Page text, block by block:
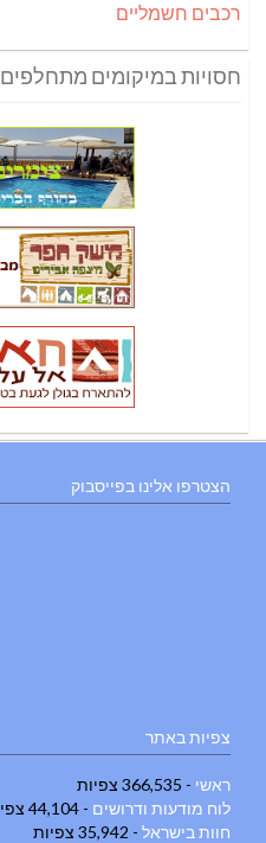
רכבים חשמליים
חסויות במיקומים מתחלפים
הצטרפו אלינו בפייסבוק
צפיות באתר
ראשי - 366,535 צפיות
לוח מודעות ודרושים - 44,104 צפיות
חוות בישראל - 35,942 צפיות